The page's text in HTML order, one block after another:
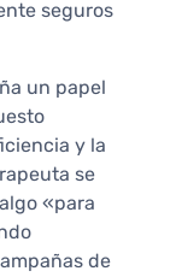
seguros
un papel
y la
se
«para
de